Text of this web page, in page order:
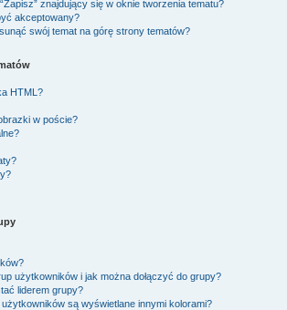
znajdujący się w oknie tworzenia tematu?
akceptowany?
swój temat na górę strony tematów?
HTML?
w poście?
użytkowników i jak można dołączyć do grupy?
liderem grupy?
są wyświetlane innymi kolorami?